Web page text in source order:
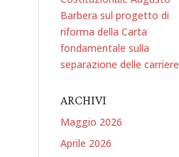
Barbera sul progetto di
riforma della Carta
fondamentale sulla
separazione delle carriere
ARCHIVI
Maggio 2026
Aprile 2026